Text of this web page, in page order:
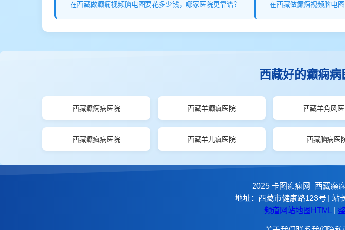
在西藏做癫痫视频脑电图要花多少钱，哪家医院更靠谱？ 在西藏做癫痫视频脑电
西藏好的癫痫病
西藏癫痫病医院 西藏羊癫疯医院 西藏羊角风
西藏癫疯病医院 西藏羊儿疯医院 西藏脑病医
2025 卡图癫痫网_西藏癫
地址：西藏市健康路123号 | 站
频道网站地图HTML